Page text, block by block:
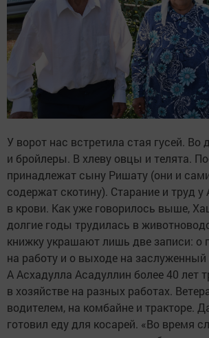
У ворот нас встретила стая гусей. Во
и бройлеры. В хлеву овцы и телята.
принадлежат сыну Ришату (они и
содержат скотину). Старание и труд
в крови. Как уже говорилось выше,
долгие годы трудилась в
книжку украшают лишь две записи: о
на работу и о выходе на
А Асхадулла Асадуллин более 40 лет
в хозяйстве на разных работах.
водителем, на комбайне и тракторе.
готовил еду для косарей. «Во время